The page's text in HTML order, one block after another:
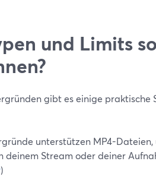
und Limits
gibt es einige praktische
unterstützen MP4-Dateien,
Stream oder deiner
)